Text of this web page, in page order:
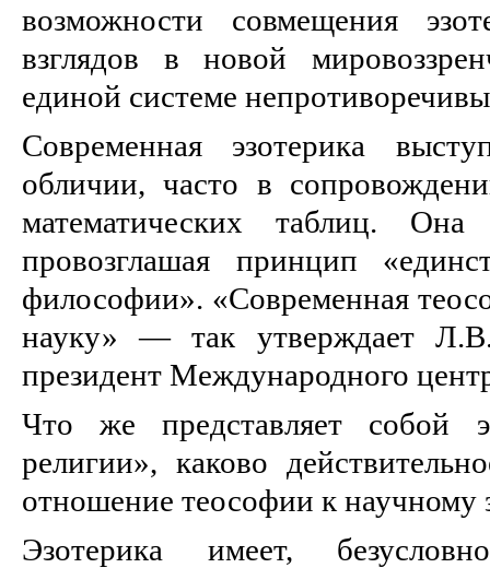
возможности совмещения
взглядов в новой
единой системе
Современная эзотерика
обличии, часто в
математических таблиц.
провозглашая принцип
философии». «Современная
науку» — так утверждает
президент Международного
Что же представляет собой
религии», каково
отношение теософии к научному
Эзотерика имеет,